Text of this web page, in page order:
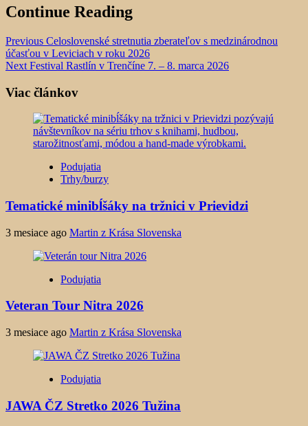
Continue Reading
Previous Celoslovenské stretnutia zberateľov s medzinárodnou
účasťou v Leviciach v roku 2026
Next Festival Rastlín v Trenčíne 7. – 8. marca 2026
Viac článkov
Podujatia
Trhy/burzy
Tematické minibĺšáky na tržnici v Prievidzi
3 mesiace ago Martin z Krása Slovenska
Podujatia
Veteran Tour Nitra 2026
3 mesiace ago Martin z Krása Slovenska
Podujatia
JAWA ČZ Stretko 2026 Tužina